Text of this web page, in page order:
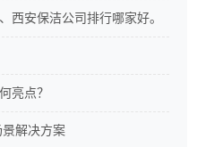
西安保洁公司排行哪家好。
亮点？
解决方案